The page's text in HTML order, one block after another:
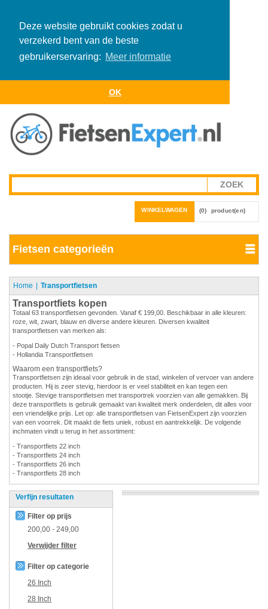
Deze website gebruikt cookies zodat u
verzekerd bent van de beste
gebruikerservaring: Meer informatie
OK
WINKELWAGEN (0) product(en)
Fietsen categorieën
Home Transportfietsen
Transportfiets kopen
Totaal 63 transportfietsen gevonden. Vanaf € 199,00. Beschikbaar in alle kleuren:
roze, wit, zwart, blauw en diverse andere kleuren. Diversen kwaliteit
transportfietsen van merken als:
- Popal Daily Dutch Transport fietsen
- Hollandia Transportfietsen
Waarom een transportfiets?
Transportfietsen zijn ideaal voor gebruik in de stad, winkelen of vervoer van andere
producten. Hij is zeer stevig, hierdoor is er veel stabiliteit en kan tegen een
stootje. Stevige transportfietsen met transportrek voorzien van alle gemakken. Bij
deze transportfiets is gebruik gemaakt van kwaliteit merk onderdelen, dit alles voor
een vriendelijke prijs. Let op: alle transportfietsen van FietsenExpert zijn voorzien
van een voorrek. Dit maakt de fiets uniek, robust en aantrekkelijk. De volgende
inchmaten vindt u terug in het assortiment:
- Transportfiets 22 inch
- Transportfiets 24 inch
- Transportfiets 26 inch
- Transportfiets 28 inch
Verfijn resultaten
Filter op prijs
200,00 - 249,00
Verwijder filter
Filter op categorie
26 Inch
28 Inch